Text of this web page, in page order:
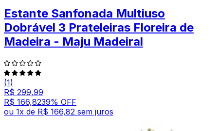
Estante Sanfonada Multiuso
Dobrável 3 Prateleiras Floreira de
Madeira - Maju Madeiral
(1)
R$ 299,99
R$ 166,8239% OFF
ou 1x de R$ 166,82 sem juros